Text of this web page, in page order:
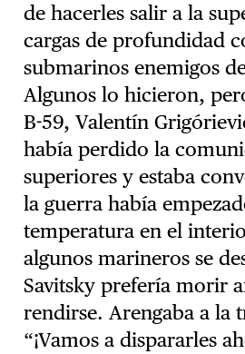
de hacerles salir a la
cargas de profundidad
submarinos enemigos
Algunos lo hicieron,
B-59, Valentín
había perdido la
superiores y estaba
la guerra había
temperatura en el
algunos marineros se
Savitsky prefería morir
rendirse. Arengaba a la
“¡Vamos a dispararles